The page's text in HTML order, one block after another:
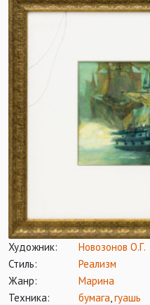
Художник:
Новозонов О.Г.
Стиль:
Реализм
Жанр:
Марина
Техника:
бумага гуашь